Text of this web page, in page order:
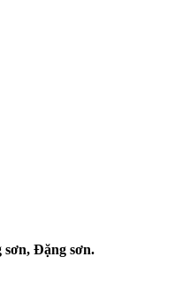
sơn, Đặng sơn.